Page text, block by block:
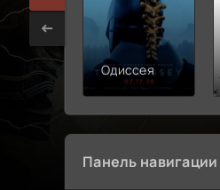
Одиссея
Панель навигации